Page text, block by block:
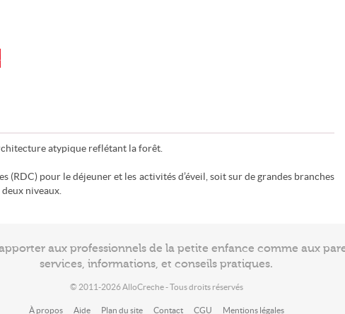
atypique reflétant la forêt.
(RDC) pour le déjeuner et les activités d’éveil, soit sur de grandes branches
deux niveaux.
aux professionnels de la petite enfance comme aux
services, informations, et conseils pratiques.
© 2011-2026 AlloCreche - Tous droits réservés
À propos Aide Plan du site Contact CGU Mentions légales